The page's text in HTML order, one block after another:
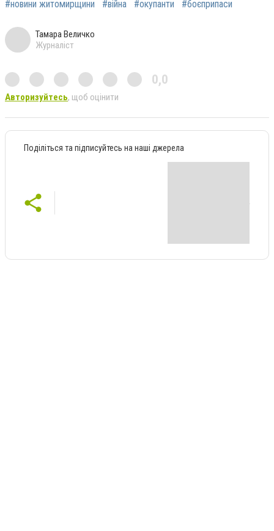
#новини житомирщини
#війна #окупанти #боєприпаси
Тамара Величко
Журналіст
0,0
Авторизуйтесь, щоб оцінити
Поділіться та підписуйтесь на наші джерела